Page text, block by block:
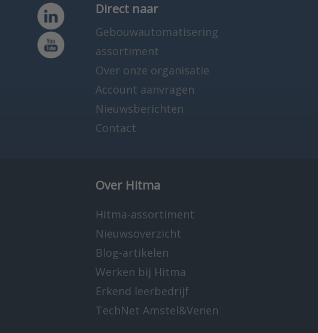
Direct naar
Gebouwautomatisering
assortiment
Over onze organisatie
Account aanvragen
Nieuwsberichten
Contact
Over Hitma
Hitma-assortiment
Nieuwsoverzicht
Blog-artikelen
Werken bij Hitma
Erkend leerbedrijf
TechNet Amstel&Venen